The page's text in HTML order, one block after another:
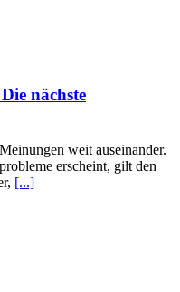
nächste
weit auseinander.
erscheint, gilt den
[...]